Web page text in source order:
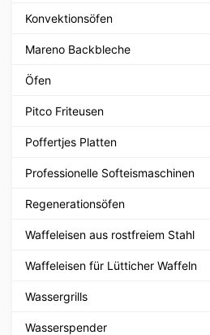
Konvektionsöfen
Mareno Backbleche
Öfen
Pitco Friteusen
Poffertjes Platten
Professionelle Softeismaschinen
Regenerationsöfen
Waffeleisen aus rostfreiem Stahl
Waffeleisen für Lütticher Waffeln
Wassergrills
Wasserspender